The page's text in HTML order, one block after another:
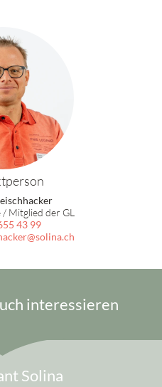
Mitglied der GL
43 99
solina.ch
interessieren
Solina